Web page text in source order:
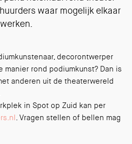
waar mogelijk elkaar
decorontwerper
rond podiumkunst? Dan is
anderen uit de theaterwereld
in Spot op Zuid kan per
. Vragen stellen of bellen mag